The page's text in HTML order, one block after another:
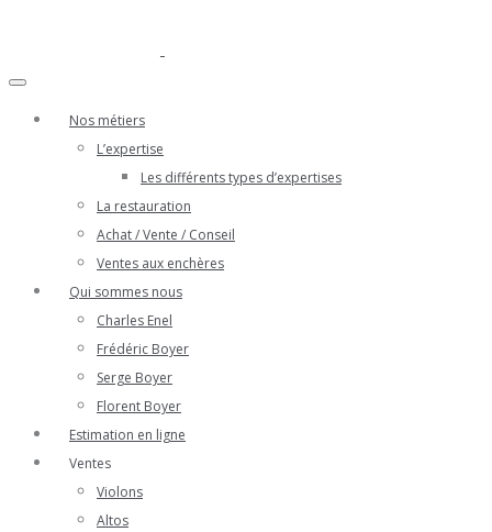
Nos métiers
L’expertise
Les différents types d’expertises
La restauration
Achat / Vente / Conseil
Ventes aux enchères
Qui sommes nous
Charles Enel
Frédéric Boyer
Serge Boyer
Florent Boyer
Estimation en ligne
Ventes
Violons
Altos